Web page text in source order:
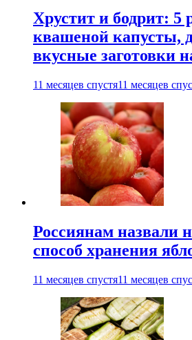
Хрустит и бодрит: 5
квашеной капусты,
вкусные заготовки
11 месяцев спустя11 месяцев
Россиянам назвали
способ хранения
11 месяцев спустя11 месяцев